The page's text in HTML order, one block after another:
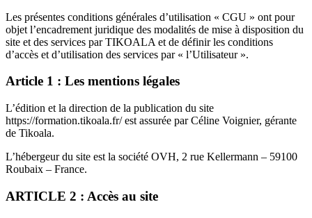
Les présentes conditions générales d’utilisation « CGU » ont pour
objet l’encadrement juridique des modalités de mise à disposition du
site et des services par TIKOALA et de définir les conditions
d’accès et d’utilisation des services par « l’Utilisateur ».
Article 1 : Les mentions légales
L’édition et la direction de la publication du site
https://formation.tikoala.fr/ est assurée par Céline Voignier, gérante
de Tikoala.
L’hébergeur du site est la société OVH, 2 rue Kellermann – 59100
Roubaix – France.
ARTICLE 2 : Accès au site